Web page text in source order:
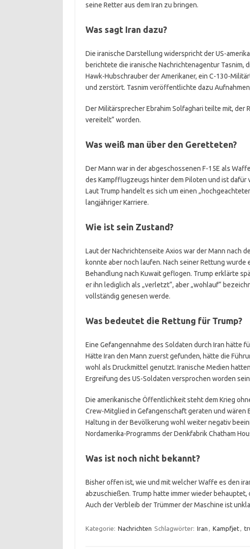
seine Retter aus dem Iran zu bringen.
Was sagt Iran dazu?
Die iranische Darstellung widerspricht der US-
berichtete die iranische Nachrichtenagentur Tasnim,
Hawk-Hubschrauber der Amerikaner, ein C-130-
und zerstört. Tasnim veröffentlichte dazu
Der Militärsprecher Ebrahim Solfaghari teilte mit, der
vereitelt“ worden.
Was weiß man über den Geretteten?
Der Mann war in der abgeschossenen F-15E als
des Kampfflugzeugs hinter dem Piloten und ist
Laut Trump handelt es sich um einen
langjähriger Karriere.
Wie ist sein Zustand?
Laut der Nachrichtenseite Axios war der Mann nach
konnte aber noch laufen. Nach seiner Rettung
Behandlung nach Kuwait geflogen. Trump erklärte
er ihn lediglich als „verletzt“, aber „wohlauf“
vollständig genesen werde.
Was bedeutet die Rettung für Trump?
Eine Gefangennahme des Soldaten durch Iran hätte
Hätte Iran den Mann zuerst gefunden, hätte die
wohl als Druckmittel genutzt. Iranische Medien
Ergreifung des US-Soldaten versprochen worden
Die amerikanische Öffentlichkeit steht dem Krieg
Crew-Mitglied in Gefangenschaft geraten und
Haltung in der Bevölkerung wohl weiter negativ
Nordamerika-Programms der Denkfabrik Chatham
Was ist noch nicht bekannt?
Bisher offen ist, wie und mit welcher Waffe es den
abzuschießen. Trump hatte immer wieder
Auch der Verbleib der Trümmer der Maschine ist
Kategorie: Nachrichten Schlagwörter: Iran , Kampfjet,